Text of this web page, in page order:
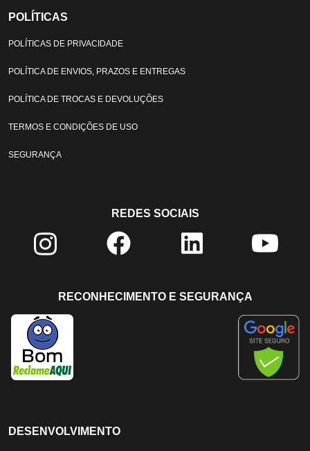
POLÍTICAS
POLÍTICAS DE PRIVACIDADE
POLÍTICA DE ENVIOS, PRAZOS E ENTREGAS
POLÍTICA DE TROCAS E DEVOLUÇÕES
TERMOS E CONDIÇÕES DE USO
SEGURANÇA
REDES SOCIAIS
RECONHECIMENTO E SEGURANÇA
DESENVOLVIMENTO